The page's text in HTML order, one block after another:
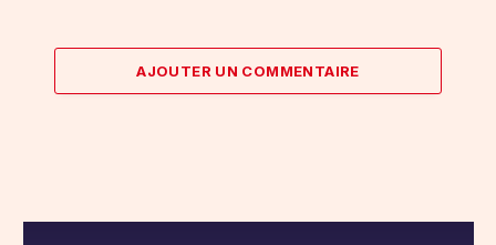
AJOUTER UN COMMENTAIRE